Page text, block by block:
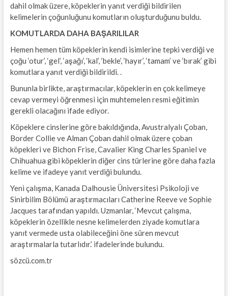
dahil olmak üzere, köpeklerin yanıt verdiği bildirilen
kelimelerin çoğunluğunu komutların oluşturduğunu buldu.
KOMUTLARDA DAHA BAŞARILILAR
Hemen hemen tüm köpeklerin kendi isimlerine tepki verdiği ve
çoğu ‘otur’, ‘gel’, ‘aşağı’, ‘kal’, ‘bekle’, ‘hayır’, ‘tamam’ ve ‘bırak’ gibi
komutlara yanıt verdiği bildirildi. .
Bununla birlikte, araştırmacılar, köpeklerin en çok kelimeye
cevap vermeyi öğrenmesi için muhtemelen resmi eğitimin
gerekli olacağını ifade ediyor.
Köpeklere cinslerine göre bakıldığında, Avustralyalı Çoban,
Border Collie ve Alman Çoban dahil olmak üzere çoban
köpekleri ve Bichon Frise, Cavalier King Charles Spaniel ve
Chihuahua gibi köpeklerin diğer cins türlerine göre daha fazla
kelime ve ifadeye yanıt verdiği bulundu.
Yeni çalışma, Kanada Dalhousie Üniversitesi Psikoloji ve
Sinirbilim Bölümü araştırmacıları Catherine Reeve ve Sophie
Jacques tarafından yapıldı. Uzmanlar, ‘Mevcut çalışma,
köpeklerin özellikle nesne kelimelerden ziyade komutlara
yanıt vermede usta olabileceğini öne süren mevcut
araştırmalarla tutarlıdır.’ ifadelerinde bulundu.
sözcü.com.tr